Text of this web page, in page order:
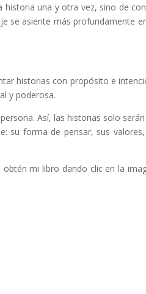
historia una y otra vez, sino de
se asiente más profundamente
historias con propósito e
y poderosa.
Así, las historias solo
su forma de pensar, sus
mi libro dando clic en la